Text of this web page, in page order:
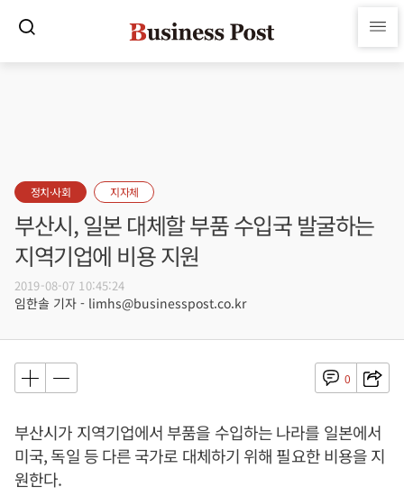
정치·사회 지자체
부산시, 일본 대체할 부품 수입국 발굴하는
지역기업에 비용 지원
2019-08-07 10:45:24
임한솔 기자 - limhs@businesspost.co.kr
0
부산시가 지역기업에서 부품을 수입하는 나라를 일본에서
미국, 독일 등 다른 국가로 대체하기 위해 필요한 비용을 지
원한다.